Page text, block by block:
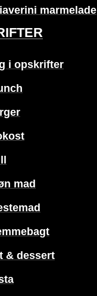
marmelade
i opskrifter
mad
& dessert